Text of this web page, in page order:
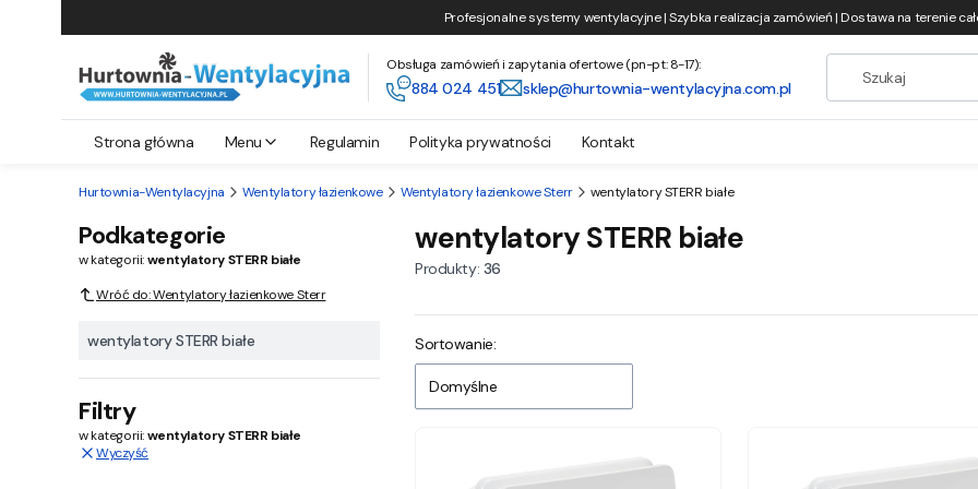
Profesjonalne systemy wentylacyjne | Szybka realizacja zamówień | Dostawa na terenie
Obsługa zamówień i zapytania ofertowe (pn-pt: 8-17):
884 024 451 sklep@hurtownia-wentylacyjna.com.pl
Strona główna Menu Regulamin Polityka prywatności Kontakt
Hurtownia-Wentylacyjna Wentylatory łazienkowe Wentylatory łazienkowe Sterr wentylatory STERR białe
Podkategorie
w kategorii:wentylatory STERR białe
Wróć do: Wentylatory łazienkowe Sterr
wentylatory STERR białe
Filtry
w kategorii:wentylatory STERR białe
Wyczyść
wentylatory STERR białe
Produkty: 36
Lista produktów
Sortowanie:
Domyślne